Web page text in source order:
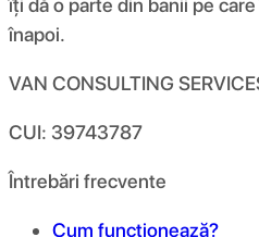
îți dă o parte din banii pe
înapoi.
VAN CONSULTING
CUI: 39743787
Întrebări frecvente
Cum funcționează?